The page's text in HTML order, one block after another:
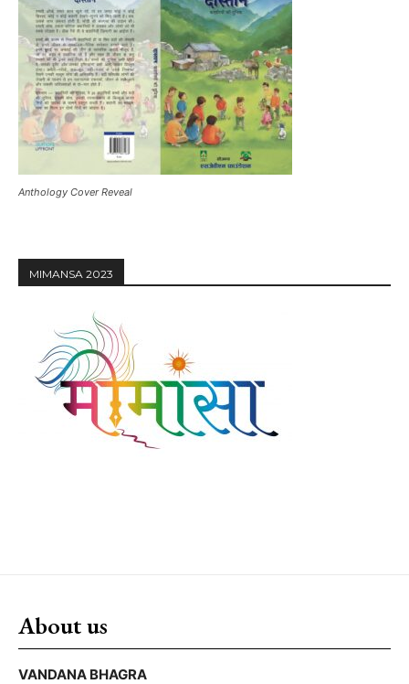
Anthology Cover Reveal
MIMANSA 2023
About us
VANDANA BHAGRA